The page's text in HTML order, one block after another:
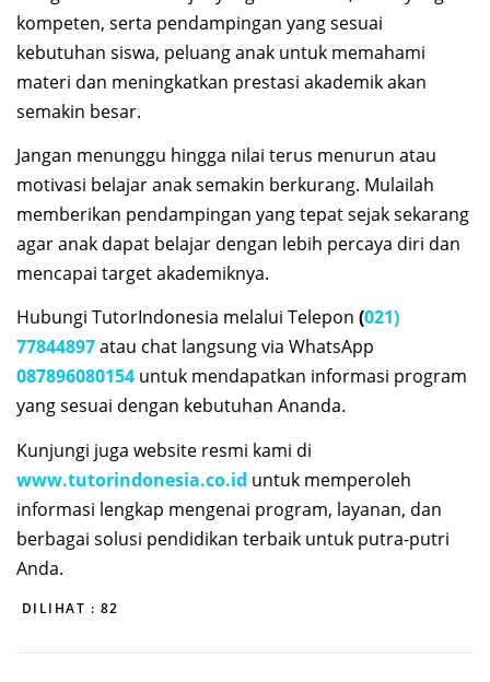
kompeten, serta pendampingan yang sesuai
kebutuhan siswa, peluang anak untuk memahami
materi dan meningkatkan prestasi akademik akan
semakin besar.
Jangan menunggu hingga nilai terus menurun atau
motivasi belajar anak semakin berkurang. Mulailah
memberikan pendampingan yang tepat sejak sekarang
agar anak dapat belajar dengan lebih percaya diri dan
mencapai target akademiknya.
Hubungi TutorIndonesia melalui Telepon (021)
77844897atau chat langsung via WhatsApp
087896080154 untuk mendapatkan informasi program
yang sesuai dengan kebutuhan Ananda.
Kunjungi juga website resmi kami di
www.tutorindonesia.co.id untuk memperoleh
informasi lengkap mengenai program, layanan, dan
berbagai solusi pendidikan terbaik untuk putra-putri
Anda.
DILIHAT : 82